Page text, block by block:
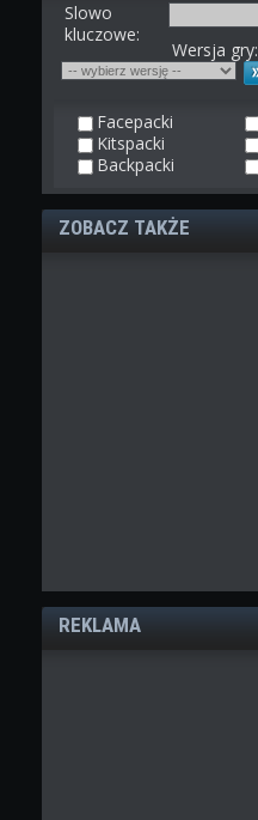
Slowo
kluczowe:
Wersja gry:
Facepacki
Kitspacki
Backpacki
ZOBACZ TAKŻE
REKLAMA